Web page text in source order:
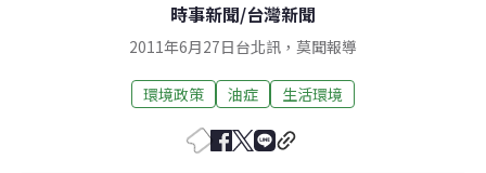
時事新聞/台灣新聞
2011年6月27日台北訊，莫聞報導
環境政策 油症 生活環境